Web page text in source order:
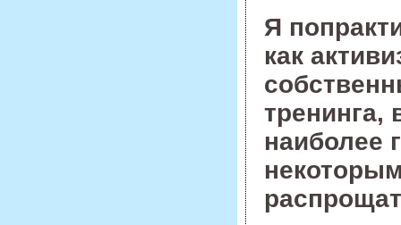
Я
как
тренинга,
наиболее